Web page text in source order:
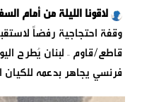
لاقونا الليلة من أمام
وقفة احتجاجية رفضاً
قاطع/قاوم – لبنان يُطرح
فرنسي يجاهر بدعمه للكيان